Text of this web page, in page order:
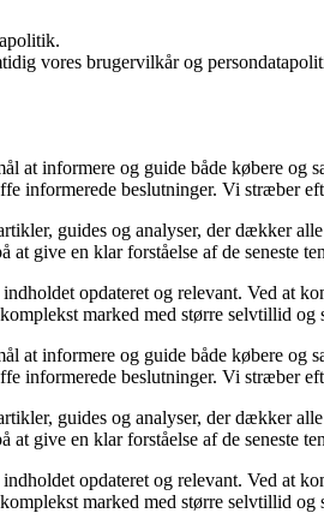
vores brugervilkår og
at informere og guide både købere
informerede beslutninger. Vi stræber
guides og analyser, der dækker
give en klar forståelse af de seneste
opdateret og relevant. Ved at
marked med større selvtillid og
at informere og guide både købere
informerede beslutninger. Vi stræber
guides og analyser, der dækker
give en klar forståelse af de seneste
opdateret og relevant. Ved at
marked med større selvtillid og